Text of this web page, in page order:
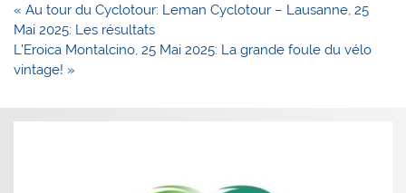
Navigation
de
l’article
« Au tour du Cyclotour: Leman Cyclotour – Lausanne, 25
Mai 2025: Les résultats
L’Eroica Montalcino, 25 Mai 2025: La grande foule du vélo
vintage! »